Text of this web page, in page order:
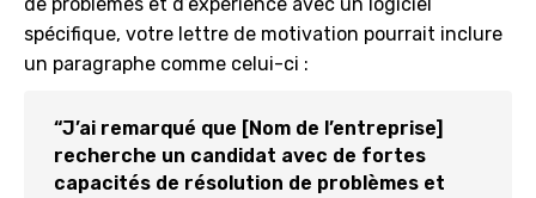
spécifique, votre lettre de motivation pourrait inclure
un paragraphe comme celui-ci :
“J’ai remarqué que [Nom de l’entreprise]
recherche un candidat avec de fortes
capacités de résolution de problèmes et